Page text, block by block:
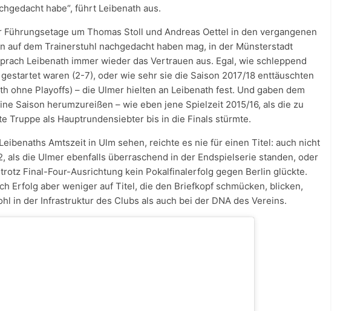
habe“, führt Leibenath aus.
um Thomas Stoll und Andreas Oettel in den vergangenen
auf dem Trainerstuhl nachgedacht haben mag, in der Münsterstadt
Leibenath immer wieder das Vertrauen aus. Egal, wie schleppend
waren (2-7), oder wie sehr sie die Saison 2017/18 enttäuschten
ohne Playoffs) – die Ulmer hielten an Leibenath fest. Und gaben dem
Saison herumzureißen – wie eben jene Spielzeit 2015/16, als die zu
Truppe als Hauptrundensiebter bis in die Finals stürmte.
Amtszeit in Ulm sehen, reichte es nie für einen Titel: auch nicht
als die Ulmer ebenfalls überraschend in der Endspielserie standen, oder
Final-Four-Ausrichtung kein Pokalfinalerfolg gegen Berlin glückte.
Erfolg aber weniger auf Titel, die den Briefkopf schmücken, blicken,
in der Infrastruktur des Clubs als auch bei der DNA des Vereins.